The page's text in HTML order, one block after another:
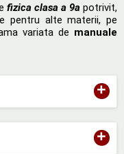
+
+
fizica clasa a 9apotrivit,
pentru alte materii, pe
variata de manuale